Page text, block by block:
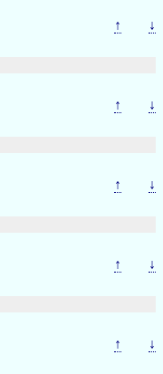
↑ ↓
↑ ↓
↑ ↓
↑ ↓
↑ ↓